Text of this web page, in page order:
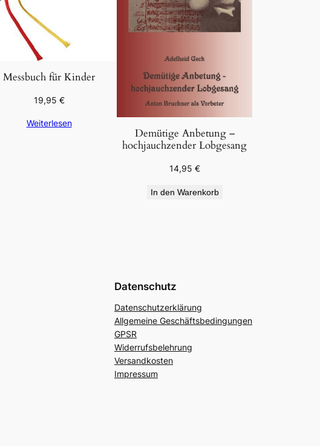
Messbuch für Kinder
19,95 €
Weiterlesen
Demütige Anbetung –
hochjauchzender Lobgesang
14,95 €
In den Warenkorb
Datenschutz
Datenschutzerklärung
Allgemeine Geschäftsbedingungen
GPSR
Widerrufsbelehrung
Versandkosten
Impressum